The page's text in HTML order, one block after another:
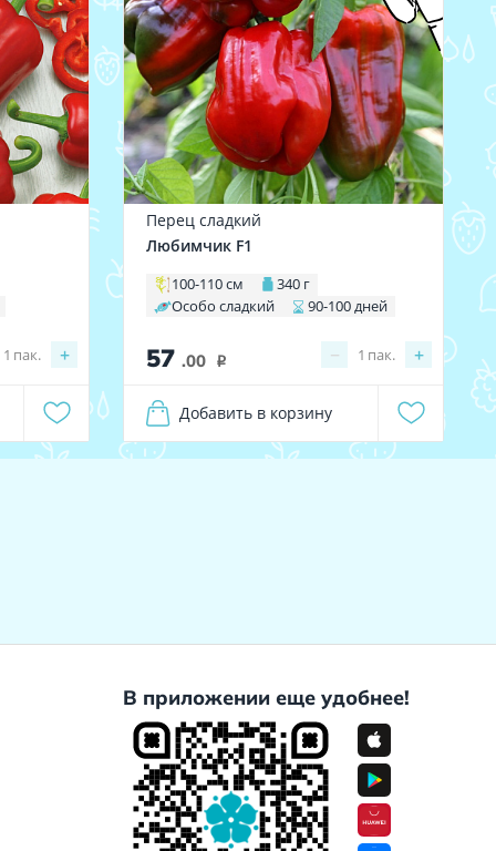
+
1 пак.
Перец сладкий
Любимчик F1
100-110 см
340 г
Особо сладкий
90-100 дней
57 .00 i − +
1 пак.
Добавить в корзину
В приложении еще удобнее!